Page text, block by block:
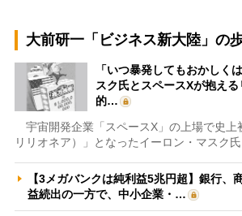
大前研一「ビジネス新大陸」の
「いつ暴発してもおかしく
スク氏とスペースXが抱え
的…
宇宙開発企業「スペースX」の上場で史上
リリオネア）」となったイーロン・マスク
【3メガバンクは純利益5兆円超】銀行、
益続出の一方で、中小企業・…